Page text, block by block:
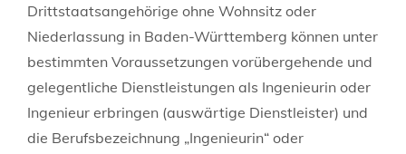
Drittstaatsangehörige ohne Wohnsitz oder
Niederlassung in Baden-Württemberg können unter
bestimmten Voraussetzungen vorübergehende und
gelegentliche Dienstleistungen als Ingenieurin oder
Ingenieur erbringen (auswärtige Dienstleister) und
die Berufsbezeichnung „Ingenieurin“ oder